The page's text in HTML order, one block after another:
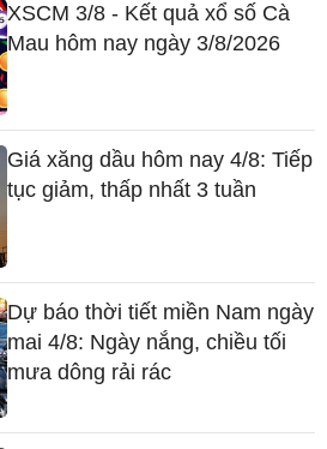
XSCM 3/8 - Kết quả xổ số Cà
Mau hôm nay ngày 3/8/2026
Giá xăng dầu hôm nay 4/8: Tiếp
tục giảm, thấp nhất 3 tuần
Dự báo thời tiết miền Nam ngày
mai 4/8: Ngày nắng, chiều tối
mưa dông rải rác